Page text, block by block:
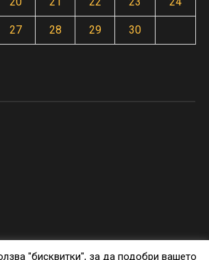
27 28 29 30
"бисквитки", за да подобри вашето